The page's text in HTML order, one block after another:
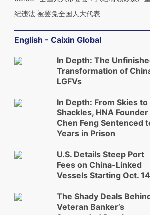
纪违法 被罢免全国人大代表
English - Caixin Global
In Depth: The
Transformation of
LGFVs
In Depth: From Skies to
Shackles, HNA Founder
Chen Feng Sentenced
Years in Prison
U.S. Details Steep Port
Fees on China-Linked
Vessels Starting Oct. 14
The Shady Deals
Veteran Banker’s